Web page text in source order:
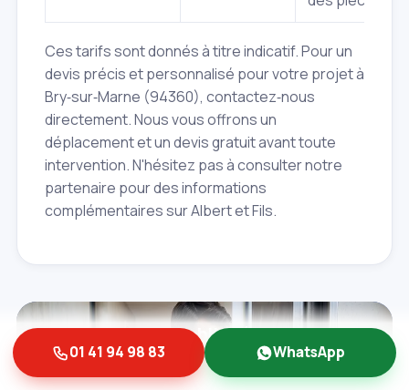
Ces tarifs sont donnés à titre indicatif. Pour un
devis précis et personnalisé pour votre projet à
Bry‑sur‑Marne (94360), contactez‑nous
directement. Nous vous offrons un
déplacement et un devis gratuit avant toute
intervention. N'hésitez pas à consulter notre
partenaire pour des informations
complémentaires sur Albert et Fils.
Besoin d'une porte blindée? On
intervient vite!
01 41 94 98 83 WhatsApp